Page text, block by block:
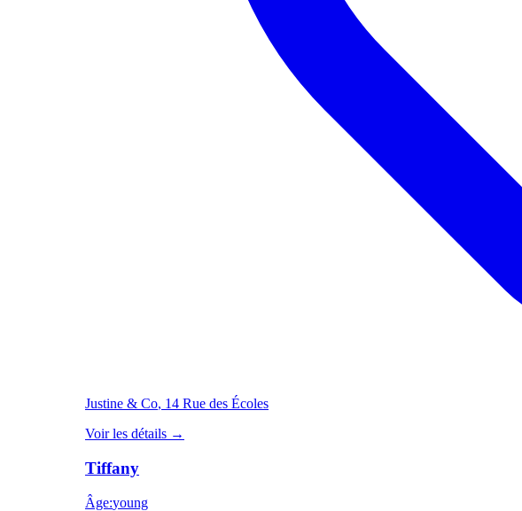
Justine & Co, 14 Rue des Écoles
Voir les détails →
Tiffany
Âge:young